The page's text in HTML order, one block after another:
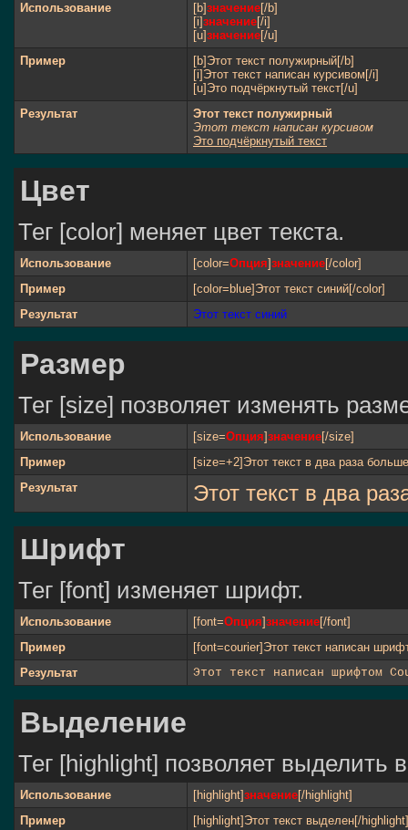
Использование [b]значение[/b]
[i]значение[/i]
[u]значение[/u]
Пример
[b]Этот текст полужирный[/b]
[i]Этот текст написан курсивом[/i]
[u]Это подчёркнутый текст[/u]
Результат
Этот текст полужирный
Этот текст написан курсивом
Это подчёркнутый текст
Цвет
Тег [color] меняет цвет текста.
Использование [color=Опция]значение[/color]
Пример
[color=blue]Этот текст синий[/color]
Результат
Этот текст синий
Размер
Тег [size] позволяет изменять
Использование [size=Опция]значение[/size]
Пример
[size=+2]Этот текст в два раза
Результат
Этот текст в два
Шрифт
Тег [font] изменяет шрифт.
Использование [font=Опция]значение[/font]
Пример
[font=courier]Этот текст написан
Результат
Этот текст написан шрифтом
Выделение
Тег [highlight] позволяет выделить
Использование [highlight]значение[/highlight]
Пример
[highlight]Этот текст выделен[/highlight]